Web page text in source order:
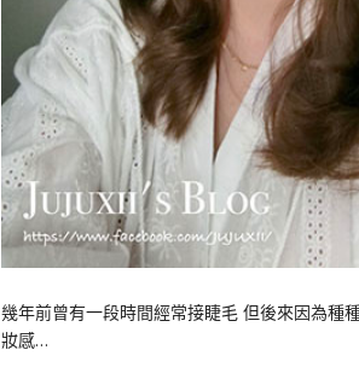
幾年前曾有一段時間經常接睫毛 但後來因為種
妝感…